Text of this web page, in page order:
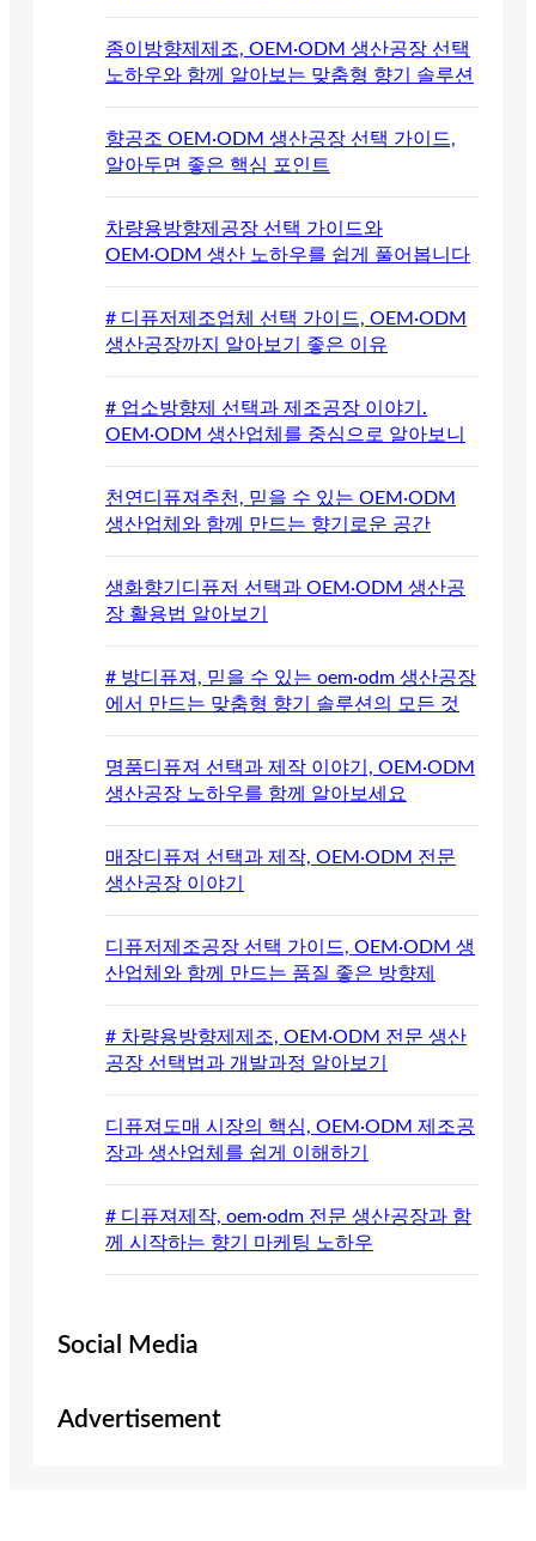
종이방향제제조, OEM·ODM 생산공장 선택
노하우와 함께 알아보는 맞춤형 향기 솔루션
향공조 OEM·ODM 생산공장 선택 가이드,
알아두면 좋은 핵심 포인트
차량용방향제공장 선택 가이드와
OEM·ODM 생산 노하우를 쉽게 풀어봅니다
# 디퓨저제조업체 선택 가이드, OEM·ODM
생산공장까지 알아보기 좋은 이유
# 업소방향제 선택과 제조공장 이야기.
OEM·ODM 생산업체를 중심으로 알아보니
천연디퓨져추천, 믿을 수 있는 OEM·ODM
생산업체와 함께 만드는 향기로운 공간
생화향기디퓨저 선택과 OEM·ODM 생산공
장 활용법 알아보기
# 방디퓨져, 믿을 수 있는 oem·odm 생산공장
에서 만드는 맞춤형 향기 솔루션의 모든 것
명품디퓨져 선택과 제작 이야기, OEM·ODM
생산공장 노하우를 함께 알아보세요
매장디퓨져 선택과 제작, OEM·ODM 전문
생산공장 이야기
디퓨저제조공장 선택 가이드, OEM·ODM 생
산업체와 함께 만드는 품질 좋은 방향제
# 차량용방향제제조, OEM·ODM 전문 생산
공장 선택법과 개발과정 알아보기
디퓨져도매 시장의 핵심, OEM·ODM 제조공
장과 생산업체를 쉽게 이해하기
# 디퓨져제작, oem·odm 전문 생산공장과 함
께 시작하는 향기 마케팅 노하우
Social Media
Advertisement